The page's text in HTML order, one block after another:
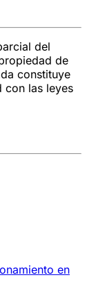
del
de
constituye
con las leyes
en